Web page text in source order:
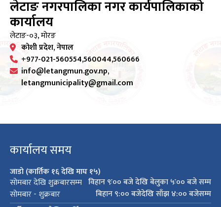
लेटाङ नगरपालिका नगर कार्यपालिकाको
कार्यालय
लेटाङ-०३, मोरङ
कोशी प्रदेश, नेपाल
+977-021-560554,560044,560666
info@letangmun.gov.np,
letangmunicipality@gmail.com
कार्यालय समय
जाडो (कार्तिक १६ देखि माघ १५)
सोमबार देखि शुक्रबारसम्म विहान ९ः०० बजे देखि बेलुका ५ः०० बजे सम्म
सोमबार - शुक्रबार
बिहान ९:०० बजेदेखि साँझ ४:०० बजेसम्म